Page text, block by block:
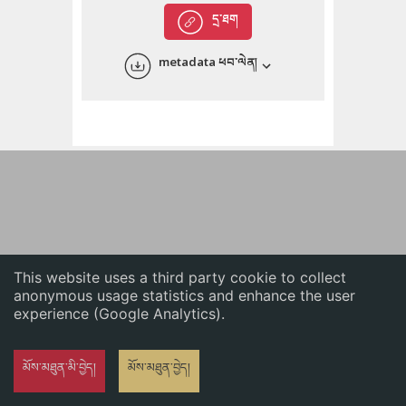
This website uses a third party cookie to collect
anonymous usage statistics and enhance the user
experience (Google Analytics).
མོས་མཐུན་མི་བྱེད། མོས་མཐུན་བྱེད།
English
དྲ་ཐག
metadata ཕབ་ལེན།